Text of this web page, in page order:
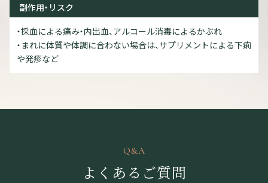
副作用・リスク
・採血による痛み・内出血、アルコール消毒によるかぶれ
・まれに体質や体調に合わない場合は、サプリメントによる下痢
や発疹など
Q&A
よくあるご質問